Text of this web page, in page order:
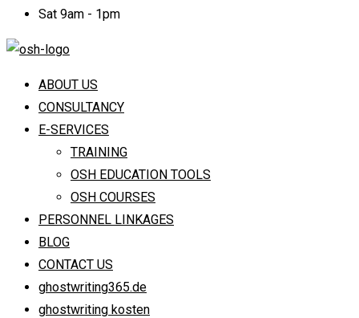
Sat 9am - 1pm
ABOUT US
CONSULTANCY
E-SERVICES
TRAINING
OSH EDUCATION TOOLS
OSH COURSES
PERSONNEL LINKAGES
BLOG
CONTACT US
ghostwriting365.de
ghostwriting kosten